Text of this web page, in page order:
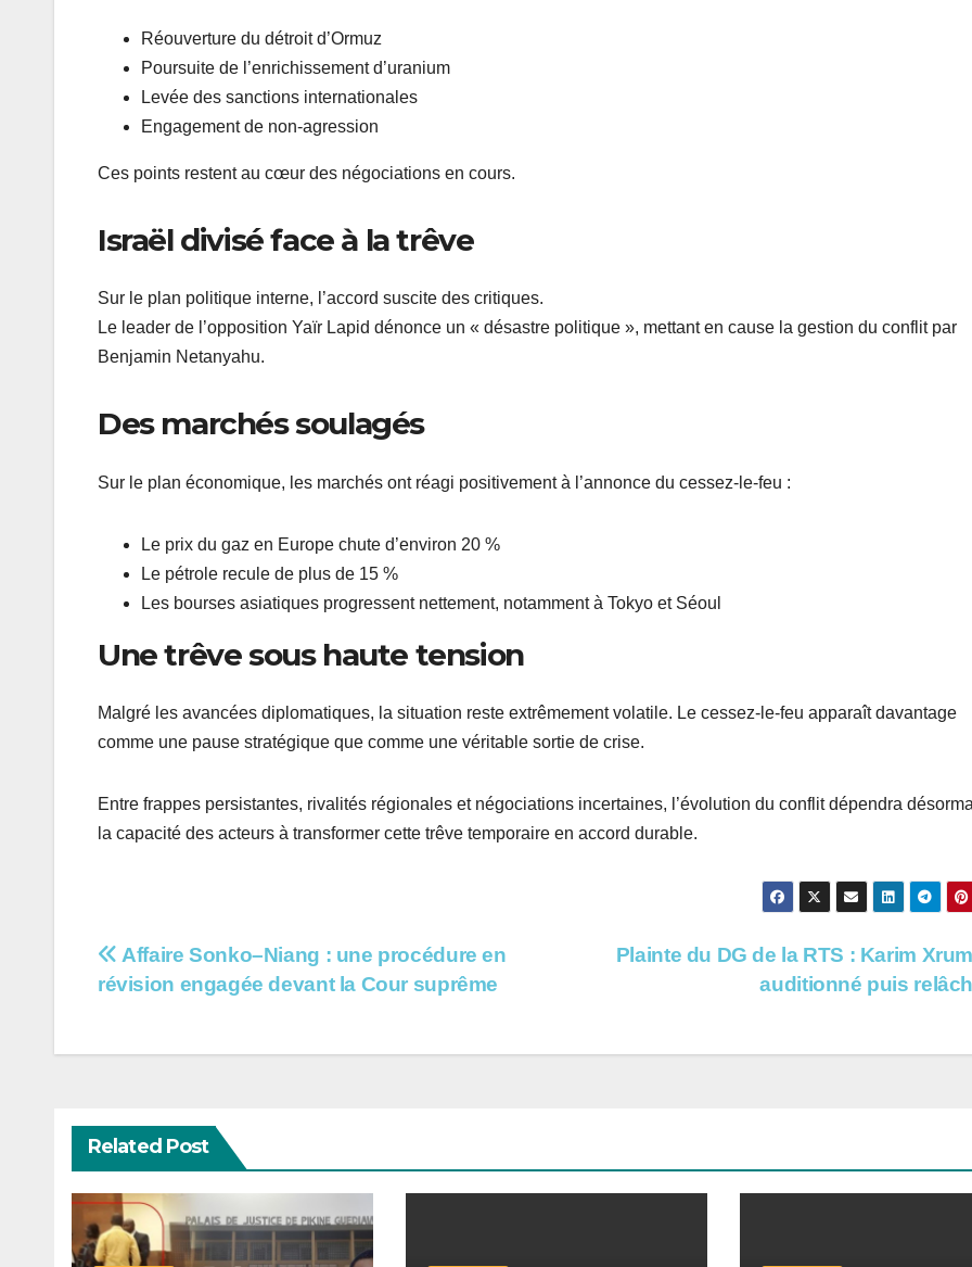
Réouverture du détroit d’Ormuz
Poursuite de l’enrichissement d’uranium
Levée des sanctions internationales
Engagement de non-agression
Ces points restent au cœur des négociations en cours.
Israël divisé face à la trêve
Sur le plan politique interne, l’accord suscite des critiques.
Le leader de l’opposition Yaïr Lapid dénonce un « désastre politique », mettant en cause la gestion du conflit par
Benjamin Netanyahu.
Des marchés soulagés
Sur le plan économique, les marchés ont réagi positivement à l’annonce du cessez-le-feu :
Le prix du gaz en Europe chute d’environ 20 %
Le pétrole recule de plus de 15 %
Les bourses asiatiques progressent nettement, notamment à Tokyo et Séoul
Une trêve sous haute tension
Malgré les avancées diplomatiques, la situation reste extrêmement volatile. Le cessez-le-feu apparaît davantage
comme une pause stratégique que comme une véritable sortie de crise.
Entre frappes persistantes, rivalités régionales et négociations incertaines, l’évolution du conflit dépendra
la capacité des acteurs à transformer cette trêve temporaire en accord durable.
Navigation
l’article
Plainte du DG de la RTS : Karim
auditionné puis
Affaire Sonko–Niang : une procédure en
révision engagée devant la Cour suprême
Related Post